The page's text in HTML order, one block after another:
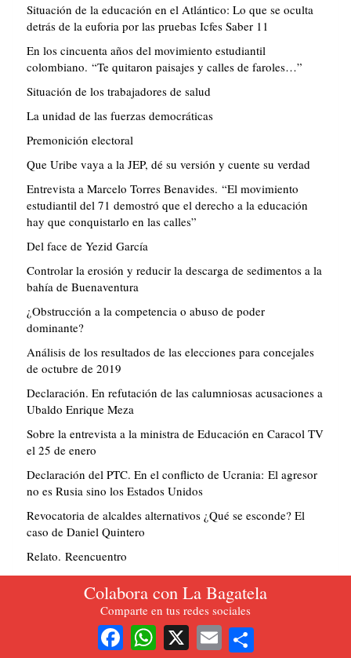
Colabora con La Bagatela
Comparte en tus redes sociales
FacebookWhatsApp
X Email
Situación de la educación en el Atlántico: Lo que se oculta
detrás de la euforia por las pruebas Icfes Saber 11
En los cincuenta años del movimiento estudiantil
colombiano. “Te quitaron paisajes y calles de faroles…”
Situación de los trabajadores de salud
La unidad de las fuerzas democráticas
Premonición electoral
Que Uribe vaya a la JEP, dé su versión y cuente su verdad
Entrevista a Marcelo Torres Benavides. “El movimiento
estudiantil del 71 demostró que el derecho a la educación
hay que conquistarlo en las calles”
Del face de Yezid García
Controlar la erosión y reducir la descarga de sedimentos a la
bahía de Buenaventura
¿Obstrucción a la competencia o abuso de poder
dominante?
Análisis de los resultados de las elecciones para concejales
de octubre de 2019
Declaración. En refutación de las calumniosas acusaciones a
Ubaldo Enrique Meza
Sobre la entrevista a la ministra de Educación en Caracol TV
el 25 de enero
Declaración del PTC. En el conflicto de Ucrania: El agresor
no es Rusia sino los Estados Unidos
Revocatoria de alcaldes alternativos ¿Qué se esconde? El
caso de Daniel Quintero
Relato. Reencuentro
Política y pandemia: Algunas reflexiones respecto a un
artículo de Susan Watkins
¡Banderas a media asta en señal de duelo: ha muerto un
revolucionario ejemplar, ha muerto Flaminio Cárdenas!